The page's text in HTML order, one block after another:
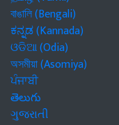
বাঙালি (Bengali)
ಕನ್ನಡ (Kannada)
ଓଡିଆ (Odia)
অসমীয়া (Asomiya)
ਪੰਜਾਬੀ
తెలుగు
ગુજરાતી